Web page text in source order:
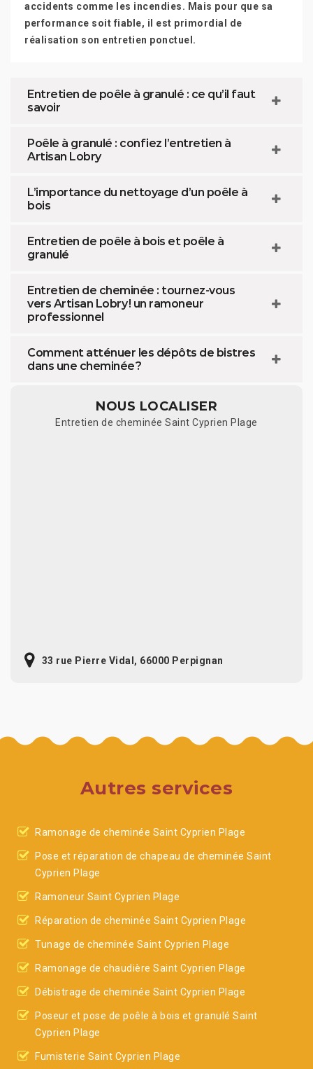
accidents comme les incendies. Mais pour que sa
performance soit fiable, il est primordial de
réalisation son entretien ponctuel.
Entretien de poêle à granulé : ce qu’il faut
savoir
Poêle à granulé : confiez l’entretien à
Artisan Lobry
L’importance du nettoyage d’un poêle à
bois
Entretien de poêle à bois et poêle à
granulé
Entretien de cheminée : tournez-vous
vers Artisan Lobry ! un ramoneur
professionnel
Comment atténuer les dépôts de bistres
dans une cheminée ?
NOUS LOCALISER
Entretien de cheminée Saint Cyprien Plage
33 rue Pierre Vidal, 66000 Perpignan
Autres services
Ramonage de cheminée Saint Cyprien Plage
Pose et réparation de chapeau de cheminée Saint
Cyprien Plage
Ramoneur Saint Cyprien Plage
Réparation de cheminée Saint Cyprien Plage
Tunage de cheminée Saint Cyprien Plage
Ramonage de chaudière Saint Cyprien Plage
Débistrage de cheminée Saint Cyprien Plage
Poseur et pose de poêle à bois et granulé Saint
Cyprien Plage
Fumisterie Saint Cyprien Plage